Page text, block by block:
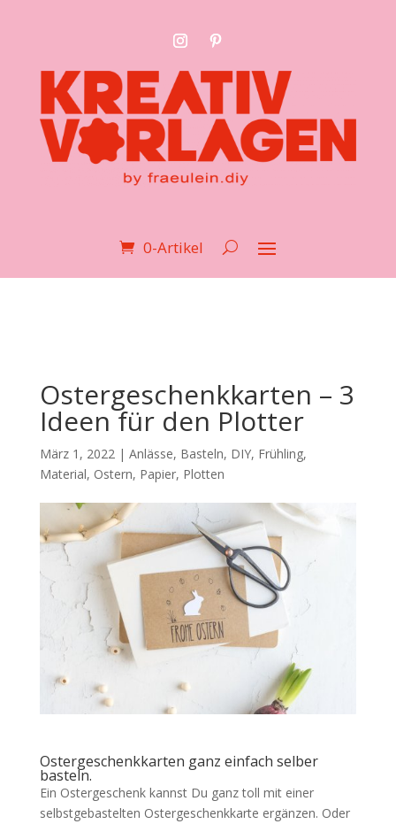
0-Artikel
Ostergeschenkkarten – 3
Ideen für den Plotter
März 1, 2022| Anlässe, Basteln, DIY, Frühling,
Material, Ostern, Papier, Plotten
Ostergeschenkkarten ganz einfach selber
basteln.
Ein Ostergeschenk kannst Du ganz toll mit einer
selbstgebastelten Ostergeschenkkarte ergänzen. Oder